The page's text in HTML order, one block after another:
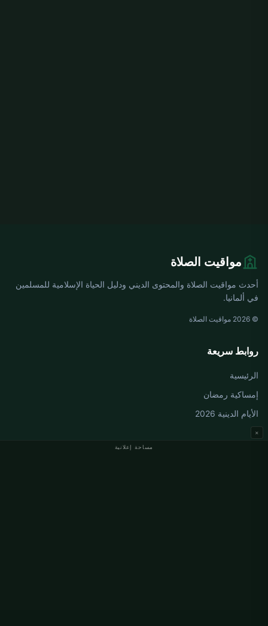
مساحة إعلانية
×
مواقيت الصلاة
أحدث مواقيت الصلاة والمحتوى الديني ودليل الحياة الإسلامية للمسلمين
في ألمانيا.
© 2026 مواقيت الصلاة
روابط سريعة
الرئيسية
إمساكية رمضان
الأيام الدينية 2026